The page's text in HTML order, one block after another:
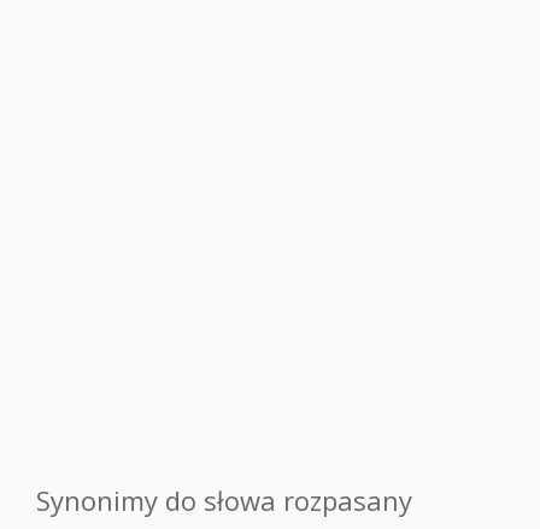
Synonimy do słowa rozpasany